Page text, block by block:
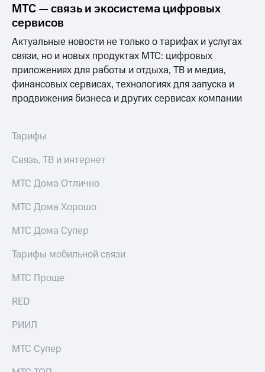
ТВ
с выгодным
тарифом
Тарифы
Интернет,
ТВ и телефон
для дома
Акции
Домашний
интернет
Домашнее
в МТС
номером
и подписки
Premium
МТС
Акции
МТС
Premium
Подписка
на гигабайты
интернета,
Семейная
группа
Скидка
на тарифы,
подписки
доступ
рукой
МТС — связь и экосистема цифровых
сервисов
Актуальные новости не только о тарифах и услугах
связи, но и новых продуктах МТС: цифровых
приложениях для работы и отдыха, ТВ и медиа,
финансовых сервисах, технологиях для запуска и
продвижения бизнеса и других сервисах компании
Тарифы
Связь, ТВ и интернет
МТС Дома Отлично
МТС Дома Хорошо
МТС Дома Супер
Тарифы мобильной связи
МТС Проще
RED
РИИЛ
МТС Супер